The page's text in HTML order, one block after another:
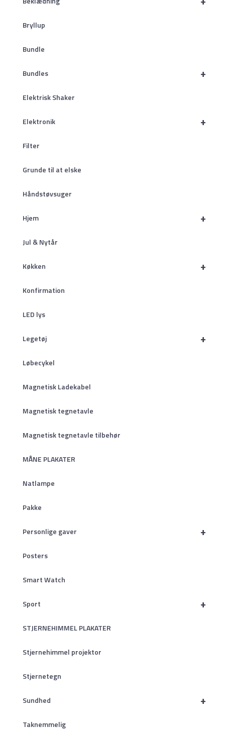
Bryllup
Bundle
+
Bundles
Elektrisk Shaker
+
Elektronik
Filter
Grunde til at elske
Håndstøvsuger
+
Hjem
Jul & Nytår
+
Køkken
Konfirmation
LED lys
+
Legetøj
Løbecykel
Magnetisk Ladekabel
Magnetisk tegnetavle
Magnetisk tegnetavle tilbehør
MÅNE PLAKATER
Natlampe
Pakke
+
Personlige gaver
Posters
Smart Watch
+
Sport
STJERNEHIMMEL PLAKATER
Stjernehimmel projektor
Stjernetegn
+
Sundhed
Taknemmelig